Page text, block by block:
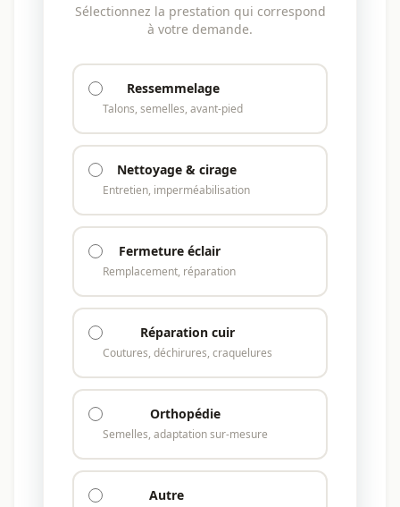
Sélectionnez la prestation qui correspond
à votre demande.
Ressemmelage
Talons, semelles, avant-pied
Nettoyage & cirage
Entretien, imperméabilisation
Fermeture éclair
Remplacement, réparation
Réparation cuir
Coutures, déchirures, craquelures
Orthopédie
Semelles, adaptation sur-mesure
Autre